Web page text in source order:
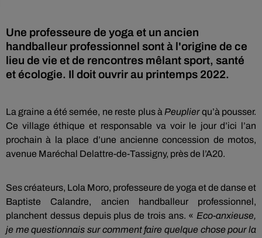
Une professeure de yoga et un ancien
handballeur professionnel sont à l'origine de ce
lieu de vie et de rencontres mêlant sport, santé
et écologie. Il doit ouvrir au printemps 2022.
La graine a été semée, ne reste plus à Peuplierqu’à pousser.
Ce village éthique et responsable va voir le jour d’ici l’an
prochain à la place d’une ancienne concession de motos,
avenue Maréchal Delattre-de-Tassigny, près de l’A20.
Ses créateurs, Lola Moro, professeure de yoga et de danse et
Baptiste Calandre, ancien handballeur professionnel,
planchent dessus depuis plus de trois ans. « Eco-anxieuse,
je me questionnais sur comment faire quelque chose pour la